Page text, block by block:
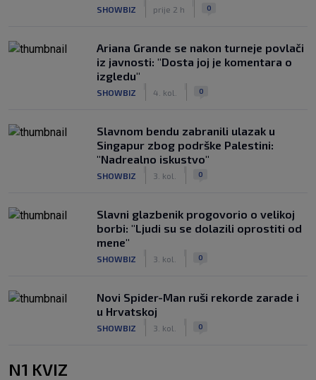
SHOWBIZ prije 2 h 0
Ariana Grande se nakon turneje povlači
iz javnosti: "Dosta joj je komentara o
izgledu"
SHOWBIZ 4. kol. 0
Slavnom bendu zabranili ulazak u
Singapur zbog podrške Palestini:
"Nadrealno iskustvo"
SHOWBIZ 3. kol. 0
Slavni glazbenik progovorio o velikoj
borbi: "Ljudi su se dolazili oprostiti od
mene"
SHOWBIZ 3. kol. 0
Novi Spider-Man ruši rekorde zarade i
u Hrvatskoj
SHOWBIZ 3. kol. 0
N1 KVIZ